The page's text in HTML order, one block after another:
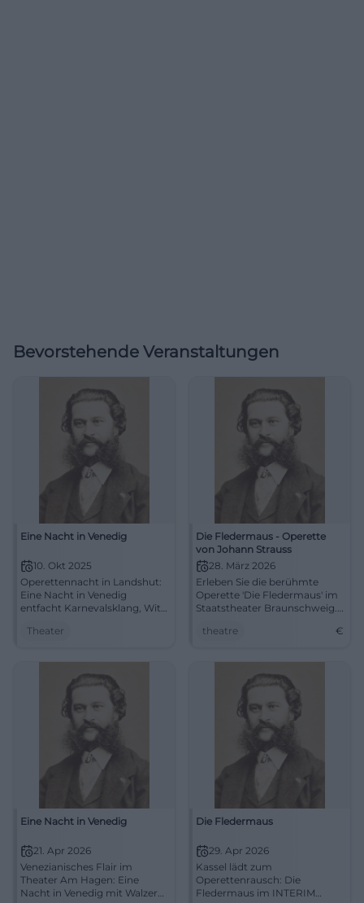
Bevorstehende Veranstaltungen
Eine Nacht in Venedig
10. Okt 2025
Operettennacht in Landshut:
Eine Nacht in Venedig
entfacht Karnevalsklang, Witz
Am 10.10.2025, 19:30.
Live erleben und verzaubern
lassen. #Operette
Theater
Die Fledermaus - Operette
von Johann Strauss
28. März 2026
Erleben Sie die berühmte
Operette 'Die Fledermaus' im
Staatstheater Braunschweig.
Musik und Humor erwartet
theatre €
Eine Nacht in Venedig
21. Apr 2026
Venezianisches Flair im
Theater Am Hagen: Eine
Nacht in Venedig mit Walzern,
Die Fledermaus
29. Apr 2026
Kassel lädt zum
Operettenrausch: Die
Fledermaus im INTERIM